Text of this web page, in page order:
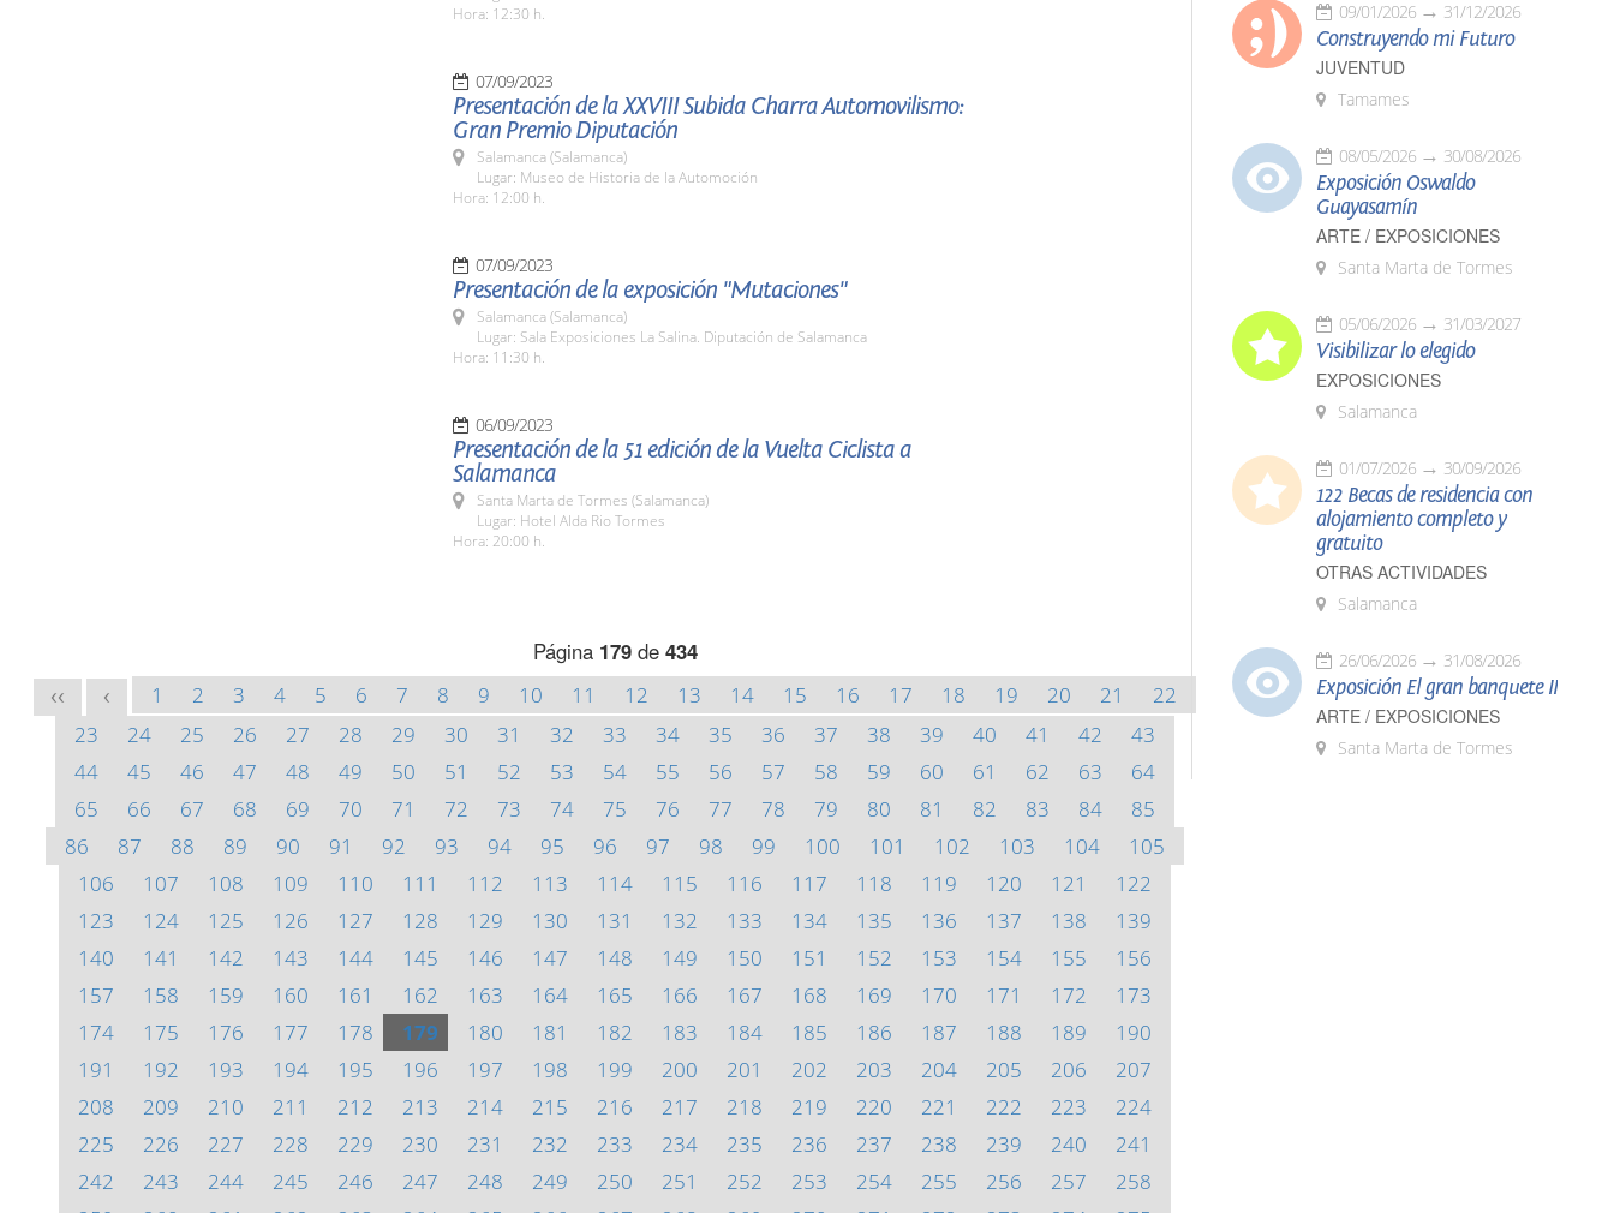
Hora: 12:30 h.
07/09/2023
Presentación de la XXVIII Subida Charra Automovilismo:
Gran Premio Diputación
Salamanca (Salamanca)
Lugar: Museo de Historia de la Automoción
Hora: 12:00 h.
07/09/2023
Presentación de la exposición "Mutaciones"
Salamanca (Salamanca)
Lugar: Sala Exposiciones La Salina. Diputación de Salamanca
Hora: 11:30 h.
06/09/2023
Presentación de la 51 edición de la Vuelta Ciclista a
Salamanca
Santa Marta de Tormes (Salamanca)
Lugar: Hotel Alda Rio Tormes
Hora: 20:00 h.
Página 179de 434
<< < 1 2 3 4 5 6 7 8 9 10 11 12 13 14 15 16 17 18 19 20 21
22
23
24 25 26 27 28 29 30 31 32 33 34 35 36 37 38 39 40 41 42
43
44
45 46 47 48 49 50 51 52 53 54 55 56 57 58 59 60 61 62 63
64
65
66 67 68 69 70 71 72 73 74 75 76 77 78 79 80 81 82 83 84
85
86
87 88 89 90 91 92 93 94 95 96 97 98 99 100 101 102 103 104
105
106
107 108 109 110 111 112 113 114 115 116 117 118 119 120 121
122
123
124 125 126 127 128 129 130 131 132 133 134 135 136 137 138
139
140
141 142 143 144 145 146 147 148 149 150 151 152 153 154 155
156
157
158 159 160 161 162 163 164 165 166 167 168 169 170 171 172
173
174
175 176 177 178 179 180 181 182 183 184 185 186 187 188 189
190
191
192 193 194 195 196 197 198 199 200 201 202 203 204 205 206
207
208
209 210 211 212 213 214 215 216 217 218 219 220 221 222 223
224
225
226 227 228 229 230 231 232 233 234 235 236 237 238 239 240
241
242
243 244 245 246 247 248 249 250 251 252 253 254 255 256 257
258
09/01/2026 31/12/2026
Construyendo mi Futuro
JUVENTUD
Tamames
08/05/2026 30/08/2026
Exposición Oswaldo
Guayasamín
ARTE / EXPOSICIONES
Santa Marta de Tormes
05/06/2026 31/03/2027
Visibilizar lo elegido
EXPOSICIONES
Salamanca
01/07/2026 30/09/2026
122 Becas de residencia con
alojamiento completo y
gratuito
OTRAS ACTIVIDADES
Salamanca
26/06/2026 31/08/2026
Exposición El gran banquete II
ARTE / EXPOSICIONES
Santa Marta de Tormes